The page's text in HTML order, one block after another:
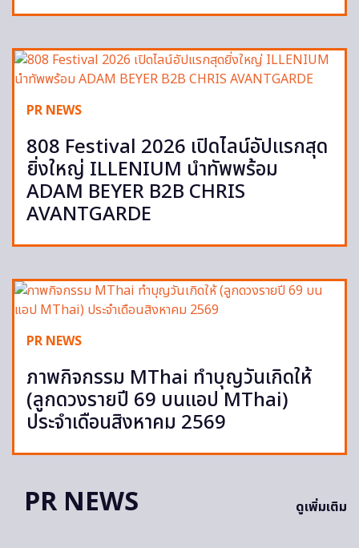
PR NEWS
808 Festival 2026 เปิดไลน์อัปแรกสุด
ยิ่งใหญ่ ILLENIUM นำทัพพร้อม
ADAM BEYER B2B CHRIS
AVANTGARDE
PR NEWS
ภาพกิจกรรม MThai ทำบุญวันเกิดให้
(ลูกดวงรายปี 69 บนแอป MThai)
ประจำเดือนสิงหาคม 2569
PR NEWS ดูเพิ่มเติม